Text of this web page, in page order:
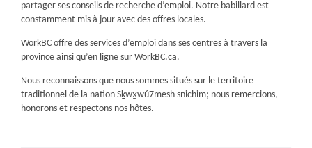
partager ses conseils de recherche d’emploi. Notre babillard est
constamment mis à jour avec des offres locales.
WorkBC offre des services d’emploi dans ses centres à travers la
province ainsi qu’en ligne sur WorkBC.ca.
Nous reconnaissons que nous sommes situés sur le territoire
traditionnel de la nation Sḵwx̱wú7mesh snichim; nous remercions,
honorons et respectons nos hôtes.